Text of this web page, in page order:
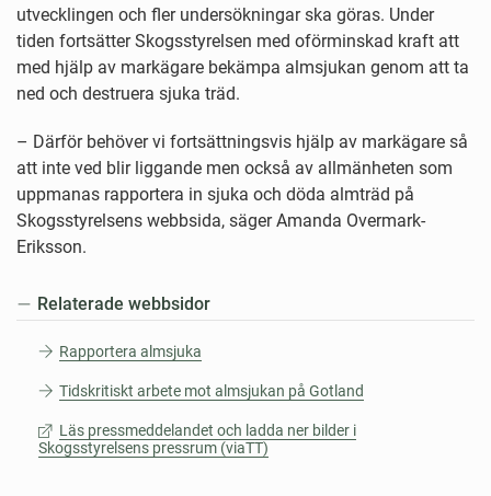
utvecklingen och fler undersökningar ska göras. Under
tiden fortsätter Skogsstyrelsen med oförminskad kraft att
med hjälp av markägare bekämpa almsjukan genom att ta
ned och destruera sjuka träd.
– Därför behöver vi fortsättningsvis hjälp av markägare så
att inte ved blir liggande men också av allmänheten som
uppmanas rapportera in sjuka och döda almträd på
Skogsstyrelsens webbsida, säger Amanda Overmark-
Eriksson.
Relaterade webbsidor
Rapportera almsjuka
Tidskritiskt arbete mot almsjukan på Gotland
Läs pressmeddelandet och ladda ner bilder i
Skogsstyrelsens pressrum (viaTT)